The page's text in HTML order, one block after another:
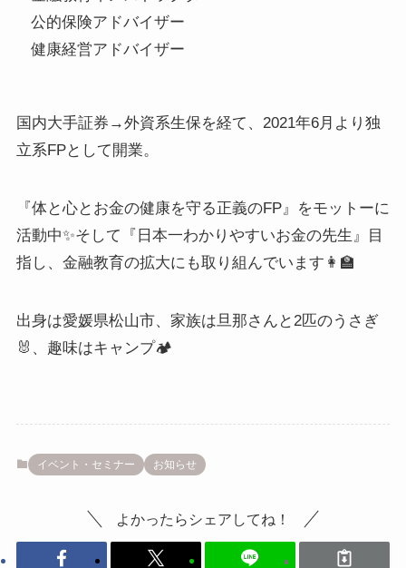
公的保険アドバイザー
健康経営アドバイザー
国内大手証券→外資系生保を経て、2021年6月より独
立系FPとして開業。
『体と心とお金の健康を守る正義のFP』をモットーに
活動中✨そして『日本一わかりやすいお金の先生』目
指し、金融教育の拡大にも取り組んでいます👩‍🏫
出身は愛媛県松山市、家族は旦那さんと2匹のうさぎ
🐰、趣味はキャンプ🏕
イベント・セミナー お知らせ
よかったらシェアしてね！